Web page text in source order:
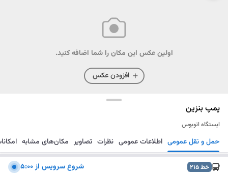
اولین عکس این مکان را شما اضافه کنید.
افزودن عکس
پمپ بنزین
ایستگاه اتوبوس
مسیریابی ذخیره ارسال حمل و نقل عمومی اطلاعات عمومی نظرات تصاویر مکان‌های مشابه
خط215 شروع سرويس از 5:00